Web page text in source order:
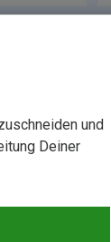
und
Deiner